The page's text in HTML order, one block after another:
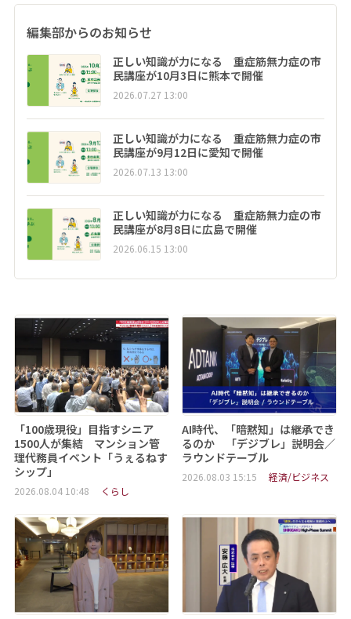
編集部からのお知らせ
正しい知識が力になる 重症筋無力症の市
民講座が10月3日に熊本で開催
2026.07.27 13:00
正しい知識が力になる 重症筋無力症の市
民講座が9月12日に愛知で開催
2026.07.13 13:00
正しい知識が力になる 重症筋無力症の市
民講座が8月8日に広島で開催
2026.06.15 13:00
「100歳現役」目指すシニア
1500人が集結 マンション管
理代務員イベント「うぇるねす
シップ」
2026.08.04 10:48 くらし
AI時代、「暗黙知」は継承でき
るのか 「デジブレ」説明会／
ラウンドテーブル
2026.08.03 15:15 経済/ビジネス